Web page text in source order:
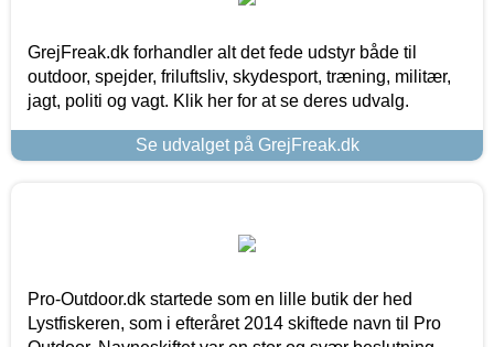
GrejFreak.dk forhandler alt det fede udstyr både til
outdoor, spejder, friluftsliv, skydesport, træning, militær,
jagt, politi og vagt. Klik her for at se deres udvalg.
Se udvalget på GrejFreak.dk
Pro-Outdoor.dk startede som en lille butik der hed
Lystfiskeren, som i efteråret 2014 skiftede navn til Pro